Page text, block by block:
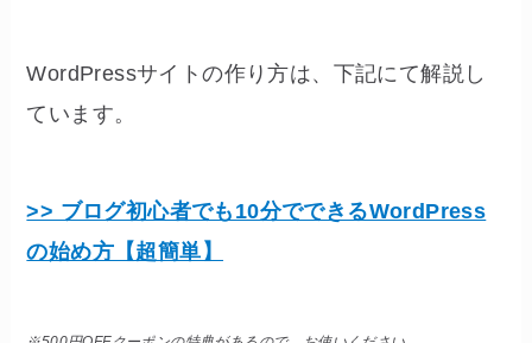
WordPressサイトの作り方は、下記にて解説し
ています。
>> ブログ初心者でも10分でできるWordPress
の始め方【超簡単】